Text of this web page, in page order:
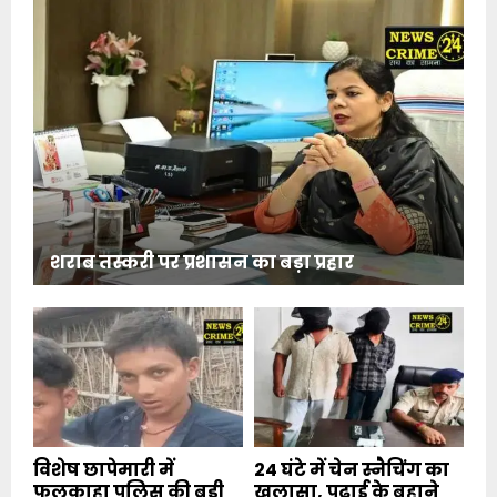
शराब तस्करी पर प्रशासन का बड़ा प्रहार
विशेष छापेमारी में
फुलकाहा पुलिस की बड़ी
24 घंटे में चेन स्नैचिंग का
खुलासा, पढ़ाई के बहाने